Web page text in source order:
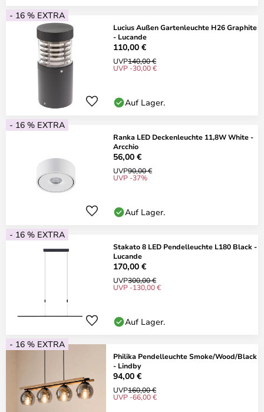
- 16 % EXTRA
Lucius Außen Gartenleuchte H26 Graphite
- Lucande
110,00 €
UVP140,00 €
UVP -30,00 €
Auf Lager.
- 16 % EXTRA
Ranka LED Deckenleuchte 11,8W White -
Arcchio
56,00 €
UVP90,00 €
UVP -37%
Auf Lager.
- 16 % EXTRA
Stakato 8 LED Pendelleuchte L180 Black -
Lucande
170,00 €
UVP300,00 €
UVP -130,00 €
Auf Lager.
- 16 % EXTRA
Philika Pendelleuchte Smoke/Wood/Black
- Lindby
94,00 €
UVP160,00 €
UVP -66,00 €